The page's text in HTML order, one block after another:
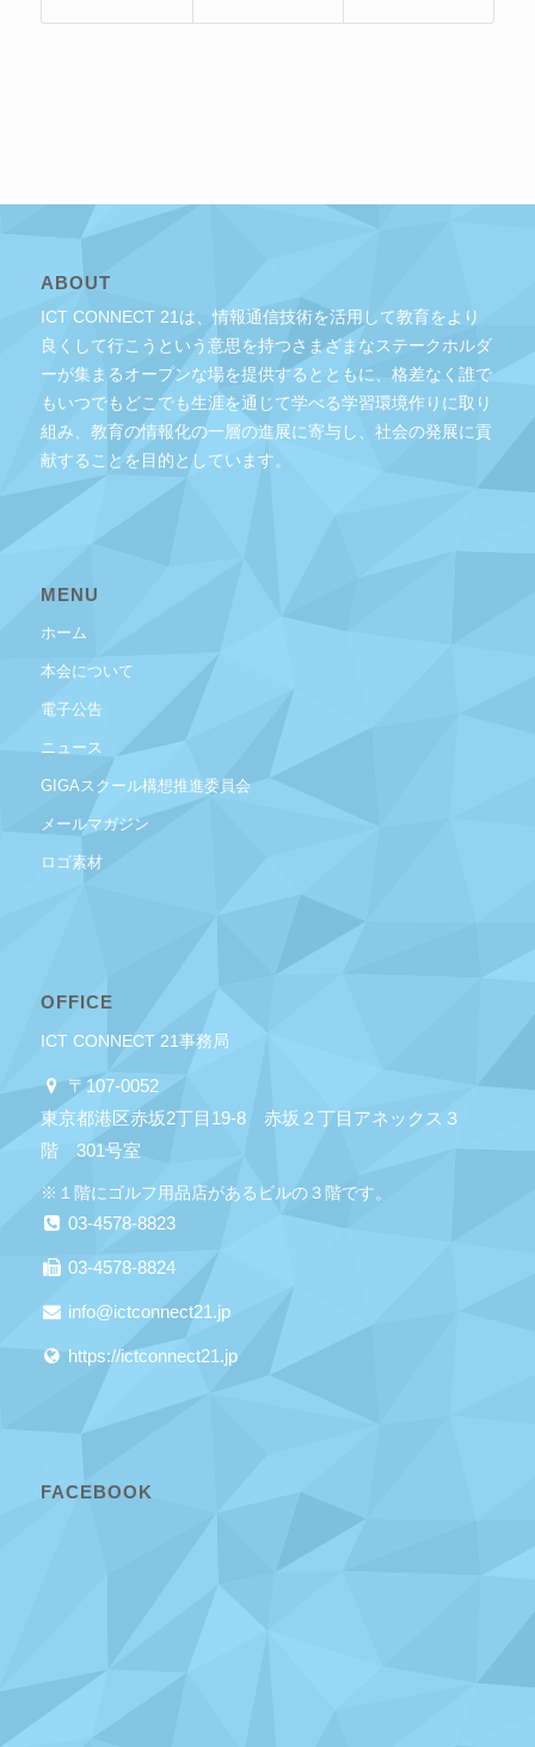
ABOUT
ICT CONNECT 21は、情報通信技術を活用して教育をより
良くして行こうという意思を持つさまざまなステークホルダ
ーが集まるオープンな場を提供するとともに、格差なく誰で
もいつでもどこでも生涯を通じて学べる学習環境作りに取り
組み、教育の情報化の一層の進展に寄与し、社会の発展に貢
献することを目的としています。
MENU
ホーム
本会について
電子公告
ニュース
GIGAスクール構想推進委員会
メールマガジン
ロゴ素材
OFFICE
ICT CONNECT 21事務局
〒107-0052
東京都港区赤坂2丁目19-8 赤坂２丁目アネックス３
階 301号室
※１階にゴルフ用品店があるビルの３階です。
03-4578-8823
03-4578-8824
info@ictconnect21.jp
https://ictconnect21.jp
FACEBOOK